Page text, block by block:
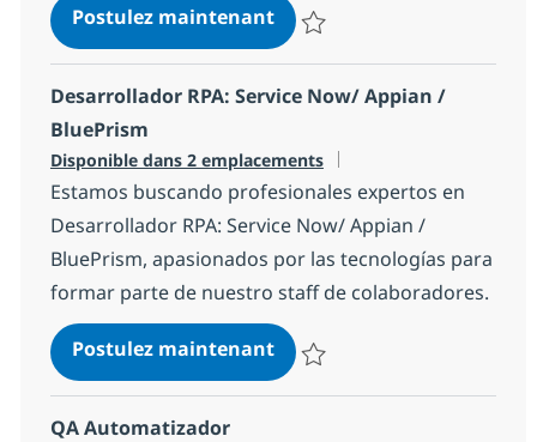
Postulez maintenantAndroid Developer - Senior
Desarrollador RPA: Service Now/ Appian /
BluePrism
Disponible dans 2 emplacements
Estamos buscando profesionales expertos en
Desarrollador RPA: Service Now/ Appian /
BluePrism, apasionados por las tecnologías para
formar parte de nuestro staff de colaboradores.
Postulez maintenantDesarrollador RPA:
QA Automatizador